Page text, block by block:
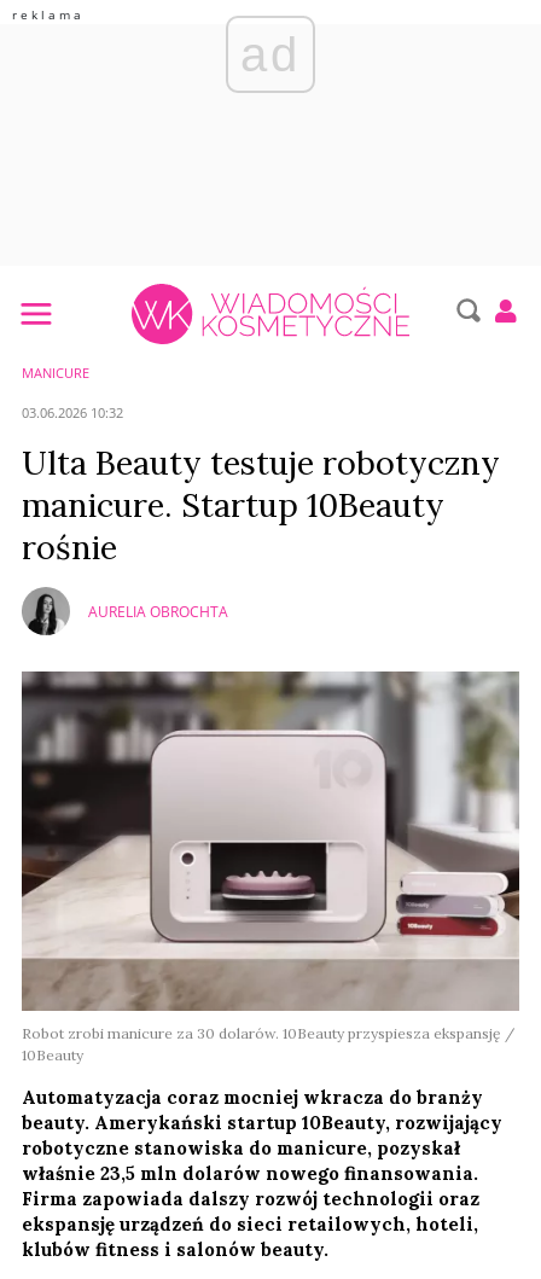
ad
MANICURE
03.06.2026 10:32
Ulta Beauty testuje robotyczny
manicure. Startup 10Beauty
rośnie
AURELIA OBROCHTA
Robot zrobi manicure za 30 dolarów. 10Beauty przyspiesza ekspansję /
10Beauty
Automatyzacja coraz mocniej wkracza do branży
beauty. Amerykański startup 10Beauty, rozwijający
robotyczne stanowiska do manicure, pozyskał
właśnie 23,5 mln dolarów nowego finansowania.
Firma zapowiada dalszy rozwój technologii oraz
ekspansję urządzeń do sieci retailowych, hoteli,
klubów fitness i salonów beauty.